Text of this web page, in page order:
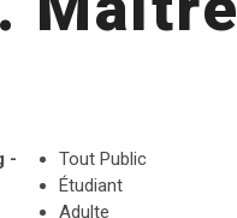
-
Tout Public
Étudiant
Adulte